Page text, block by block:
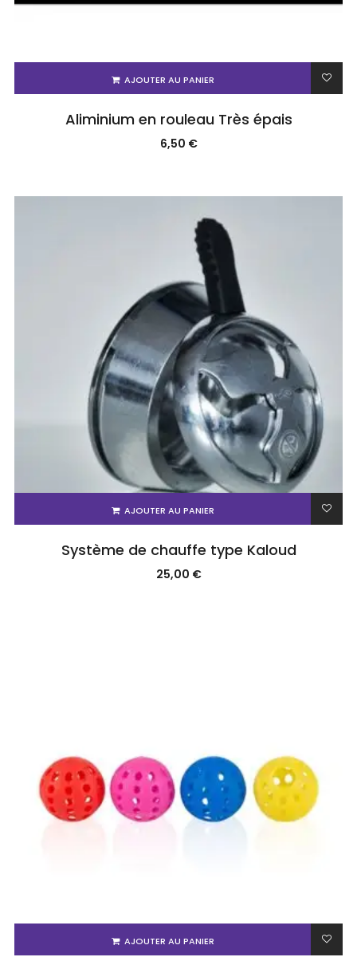
AJOUTER AU PANIER
Aliminium en rouleau Très épais
6,50 €
AJOUTER AU PANIER
Système de chauffe type Kaloud
25,00 €
AJOUTER AU PANIER